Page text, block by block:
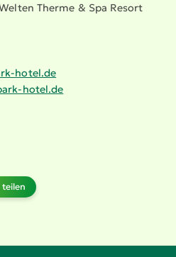
Therme & Spa Resort
​hotel.​de
​hotel.​de
teilen